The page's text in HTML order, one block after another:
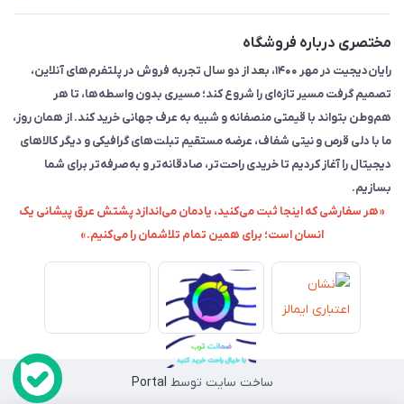
مختصری درباره فروشگاه
رایان‌دیجیت در مهر ۱۴۰۰، بعد از دو سال تجربه فروش در پلتفرم‌های آنلاین،
تصمیم گرفت مسیر تازه‌ای را شروع کند؛ مسیری بدون واسطه‌ها، تا هر
هم‌وطن بتواند با قیمتی منصفانه و شبیه به عرف جهانی خرید کند. از همان روز،
ما با دلی قرص و نیتی شفاف، عرضه مستقیم تبلت‌های گرافیکی و دیگر کالاهای
دیجیتال را آغاز کردیم تا خریدی راحت‌تر، صادقانه‌تر و به‌صرفه‌تر برای شما
بسازیم.
«هر سفارشی که اینجا ثبت می‌کنید، یادمان می‌اندازد پشتش عرق پیشانی یک
انسان است؛ برای همین تمام تلاشمان را می‌کنیم.»
ساخت سایت توسط Portal